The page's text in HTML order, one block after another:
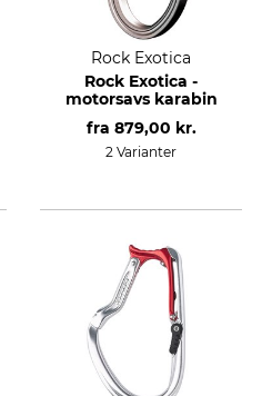
Rock Exotica
Rock Exotica -
motorsavs karabin
fra 879,00 kr.
2 Varianter